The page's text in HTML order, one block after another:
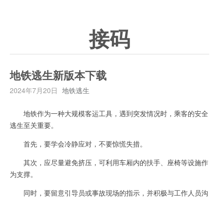
接码
地铁逃生新版本下载
2024年7月20日 地铁逃生
地铁作为一种大规模客运工具，遇到突发情况时，乘客的安全
逃生至关重要。
首先，要学会冷静应对，不要惊慌失措。
其次，应尽量避免挤压，可利用车厢内的扶手、座椅等设施作
为支撑。
同时，要留意引导员或事故现场的指示，并积极与工作人员沟